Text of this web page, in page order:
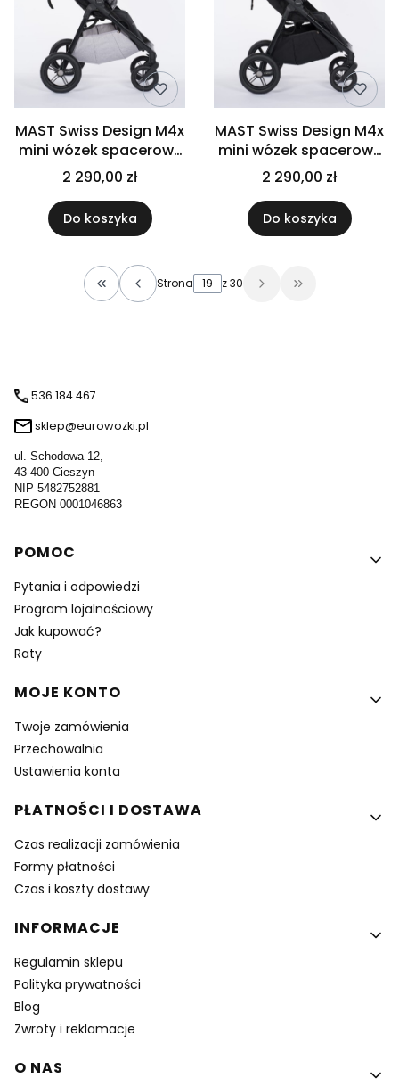
MAST Swiss Design M4x
mini wózek spacerowy
| Granite | koła HP
2 290,00 zł
Do koszyka
MAST Swiss Design M4x
mini wózek spacerowy
| Onyx | koła HP
2 290,00 zł
Do koszyka
Wróć do pierwszej strony z produktami
Strona z 30 Przejdź do
536 184 467
sklep@eurowozki.pl
ul. Schodowa 12,
43-400 Cieszyn
NIP 5482752881
REGON 0001046863
Linki w stopce
POMOC
Pytania i odpowiedzi
Program lojalnościowy
Jak kupować?
Raty
MOJE KONTO
Twoje zamówienia
Przechowalnia
Ustawienia konta
PŁATNOŚCI I DOSTAWA
Czas realizacji zamówienia
Formy płatności
Czas i koszty dostawy
INFORMACJE
Regulamin sklepu
Polityka prywatności
Blog
Zwroty i reklamacje
O NAS